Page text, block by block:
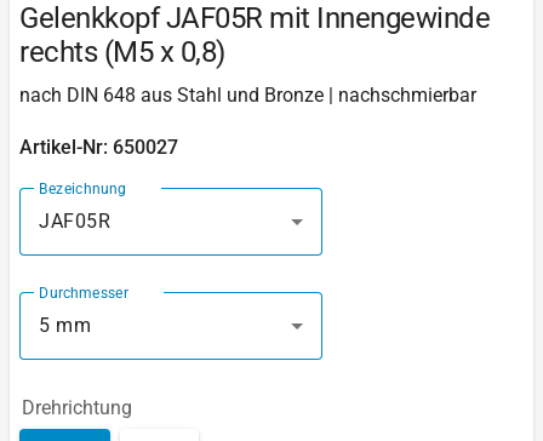
Gelenkkopf JAF05R mit Innengewinde
rechts (M5 x 0,8)
nach DIN 648 aus Stahl und Bronze | nachschmierbar
Artikel-Nr: 650027
Bezeichnung
JAF05R
Durchmesser
5 mm
Drehrichtung